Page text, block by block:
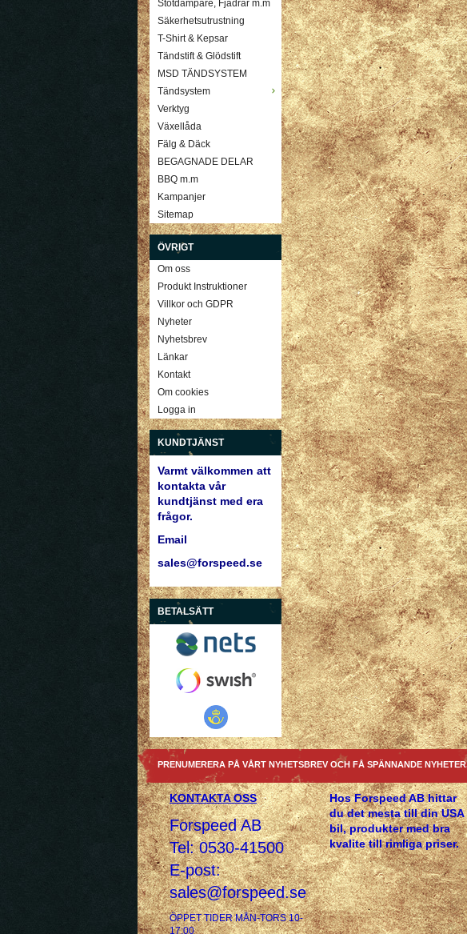
Stötdämpare, Fjädrar m.m
Säkerhetsutrustning
T-Shirt & Kepsar
Tändstift & Glödstift
MSD TÄNDSYSTEM
Tändsystem
Verktyg
Växellåda
Fälg & Däck
BEGAGNADE DELAR
BBQ m.m
Kampanjer
Sitemap
ÖVRIGT
Om oss
Produkt Instruktioner
Villkor och GDPR
Nyheter
Nyhetsbrev
Länkar
Kontakt
Om cookies
Logga in
KUNDTJÄNST
Varmt välkommen att
kontakta vår
kundtjänst med era
frågor.
Email
sales@forspeed.se
BETALSÄTT
PRENUMERERA PÅ VÅRT NYHETSBREV OCH FÅ SPÄNNANDE
KONTAKTA OSS
Forspeed AB
Tel: 0530-41500
E-post:
sales@forspeed.se
ÖPPET TIDER MÅN-TORS 10-
17:00
Hos Forspeed AB hittar
du det mesta till din USA
bil, produkter med bra
kvalite till rimliga priser.